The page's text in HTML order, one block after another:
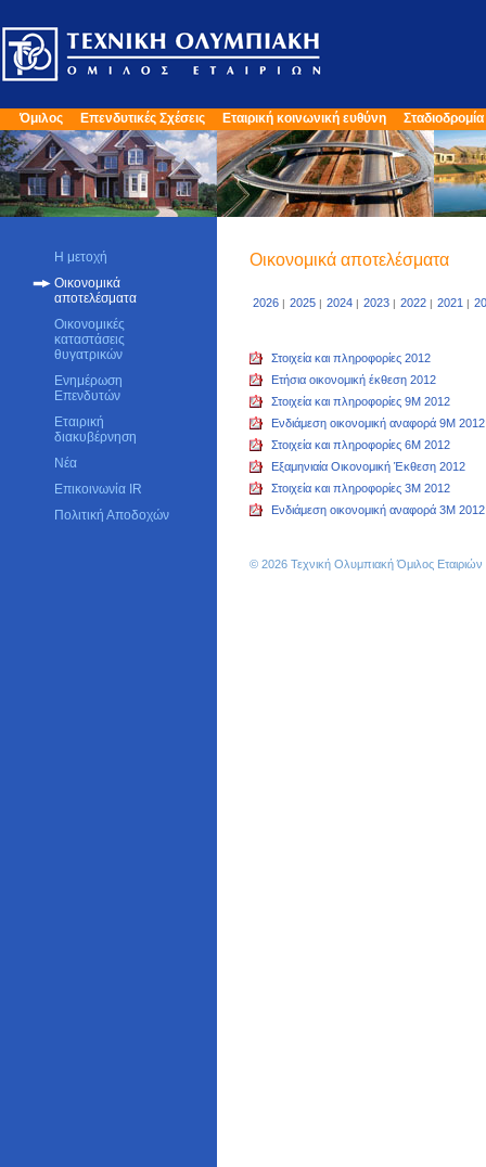
Όμιλος Επενδυτικές Σχέσεις Εταιρική κοινωνική ευθύνη Σταδιοδρομία
Η μετοχή
Οικονομικά
αποτελέσματα
Οικονομικές
καταστάσεις
θυγατρικών
Ενημέρωση
Επενδυτών
Εταιρική
διακυβέρνηση
Νέα
Επικοινωνία IR
Πολιτική Αποδοχών
Οικονομικά αποτελέσματα
2026 | 2025 | 2024 | 2023 | 2022 | 2021 |
Στοιχεία και πληροφορίες 2012
Ετήσια οικονομική έκθεση 2012
Στοιχεία και πληροφορίες 9Μ 2012
Ενδιάμεση οικονομική αναφορά 9M 2012
Στοιχεία και πληροφορίες 6M 2012
Εξαμηνιαία Οικονομική Έκθεση 2012
Στοιχεία και πληροφορίες 3M 2012
Ενδιάμεση οικονομική αναφορά 3M 2012
© 2026 Τεχνική Ολυμπιακή Όμιλος